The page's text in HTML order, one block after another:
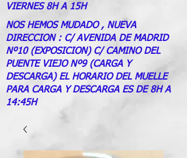
VIERNES 8H A 15H
NOS HEMOS MUDADO , NUEVA
DIRECCION : C/ AVENIDA DE MADRID
Nº10 (EXPOSICION) C/ CAMINO DEL
PUENTE VIEJO Nº9 (CARGA Y
DESCARGA) EL HORARIO DEL MUELLE
PARA CARGA Y DESCARGA ES DE 8H A
14:45H